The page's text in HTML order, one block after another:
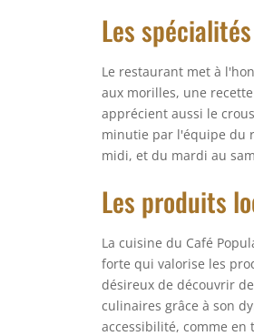
Les
Le restaurant met à
aux morilles, une
apprécient aussi le
minutie par l'équipe du
midi, et du mardi au
Les produits
La cuisine du Café
forte qui valorise les
désireux de découvrir
culinaires grâce à son
accessibilité, comme en